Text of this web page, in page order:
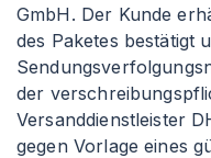
GmbH. Der Kunde
des Paketes bestätigt
der
Versanddienstleister
gegen Vorlage eines